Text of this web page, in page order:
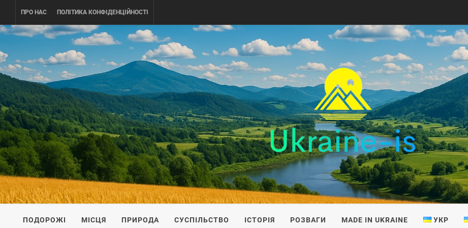
content
ПРО НАС ПОЛІТИКА КОНФІДЕНЦІЙНОСТІ
UKRAINE-IS
ПОДОРОЖI ПО УКРАЇНІ
ПОДОРОЖІ МІСЦЯ ПРИРОДА СУСПІЛЬСТВО ІСТОРІЯ РОЗВАГИ MADE IN UKRAINE УКР